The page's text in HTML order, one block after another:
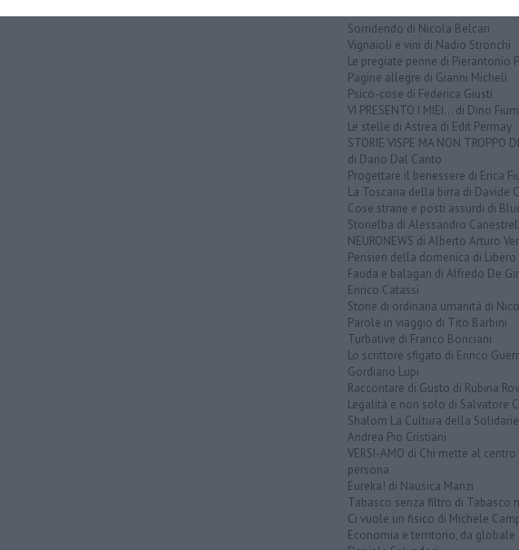
Sorridendo di Nicola Belcari
Vignaioli e vini di Nadio Stronchi
Le pregiate penne di Pierantonio
Pagine allegre di Gianni Micheli
Psico-cose di Federica Giusti
VI PRESENTO I MIEI... di Dino
Le stelle di Astrea di Edit Permay
STORIE VISPE MA NON TROPPO
di Dario Dal Canto
Progettare il benessere di Erica
La Toscana della birra di Davide
Cose strane e posti assurdi di
Storielba di Alessandro
NEURONEWS di Alberto Arturo
Pensieri della domenica di Libero
Fauda e balagan di Alfredo De
Enrico Catassi
Storie di ordinaria umanità di
Parole in viaggio di Tito Barbini
Turbative di Franco Bonciani
Lo scrittore sfigato di Enrico
Gordiano Lupi
Raccontare di Gusto di Rubina
Legalità e non solo di Salvatore
Shalom La Cultura della
Andrea Pio Cristiani
VERSI-AMO di Chi mette al centro
persona
Eureka! di Nausica Manzi
Tabasco senza filtro di Tabasco
Ci vuole un fisico di Michele
Economia e territorio, da globale